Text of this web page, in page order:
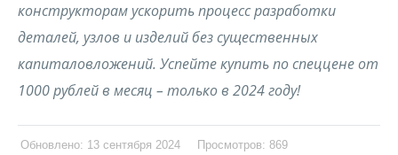
конструкторам ускорить процесс разработки
деталей, узлов и изделий без существенных
капиталовложений. Успейте купить по спеццене от
1000 рублей в месяц – только в 2024 году!
Обновлено: 13 сентября 2024
Просмотров: 869